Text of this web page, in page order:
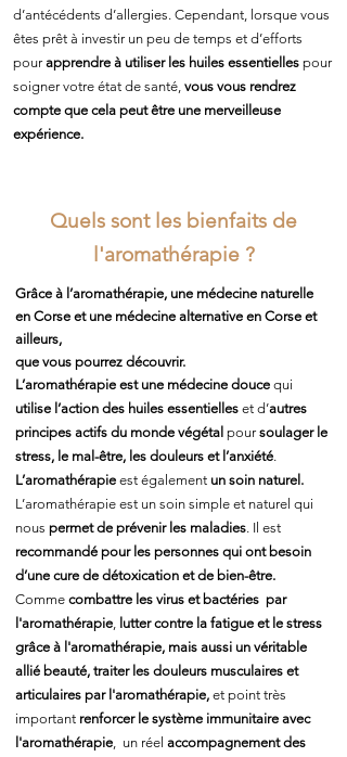
d’antécédents d’allergies. Cependant, lorsque vous
êtes prêt à investir un peu de temps et d’efforts
pourapprendre à utiliser les huiles essentielles pour
soigner votre état de santé, vous vous rendrez
compte que cela peut être une merveilleuse
expérience.
Quels sont les bienfaits de
l'aromathérapie ?
Grâce à l’aromathérapie, une médecine naturelle
en Corse et une médecine alternative en Corse et
ailleurs,
que vous pourrez découvrir.
L’aromathérapie est une médecine douce qui
utilise l’action des huiles essentielles et d’autres
principes actifs du monde végétal poursoulager le
stress, le mal-être, les douleurs et l’anxiété.
L’aromathérapie est également un soin naturel.
L’aromathérapie est un soin simple et naturel qui
nous permet de prévenir les maladies. Il est
recommandé pour les personnes qui ont besoin
d’une cure de détoxication et de bien-être.
Comme combattre les virus et bactéries par
l'aromathérapie, utter contre la fatigue et le stress
grâce à l'aromathérapie, mais aussi un véritable
allié beauté, traiter les douleurs musculaires et
articulaires par l'aromathérapie, et point très
important renforcer le système immunitaire avec
l'aromathérapie, un réel accompagnement des